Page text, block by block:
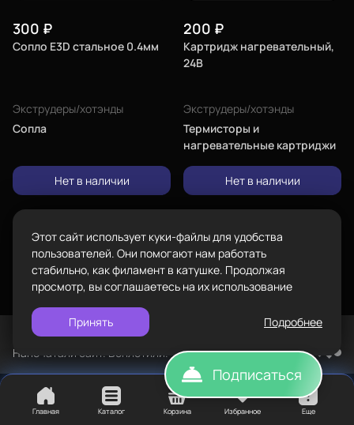
300 ₽
Сопло E3D стальное 0.4мм
Экструдеры/хотэнды
Сопла
Нет в наличии
200 ₽
Картридж нагревательный,
24В
Экструдеры/хотэнды
Термисторы и
нагревательные картриджи
Нет в наличии
BESTFILAMENT, 2026
Напечатали сайт. Воплотили. TopROI
Главная Каталог Корзина Избранное Еще
Пластик BestFilament
Сопутствующие товары
Подарочные сертификаты
8-800-234-47-78
маршрут
Режим работы
Задать вопрос
Политика конфиденциальности
Этот сайт использует куки-файлы для удобства
пользователей. Они помогают нам работать
стабильно, как филамент в катушке. Продолжая
просмотр, вы соглашаетесь на их использование
Принять Подробнее
Подписаться